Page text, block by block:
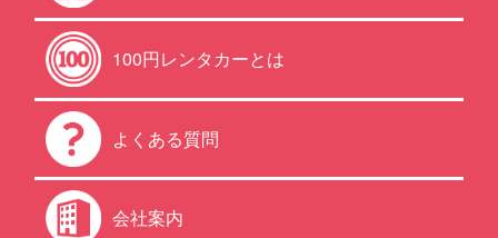
100円レンタカーとは
よくある質問
会社案内